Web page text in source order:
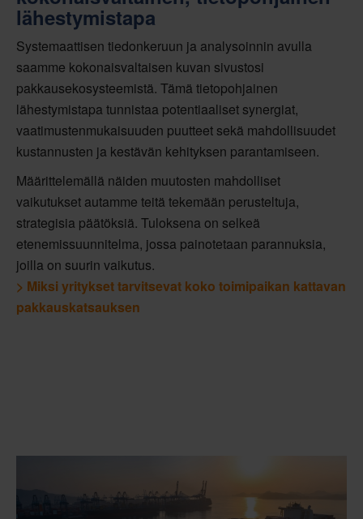
lähestymistapa
Systemaattisen tiedonkeruun ja analysoinnin avulla
saamme kokonaisvaltaisen kuvan sivustosi
pakkausekosysteemistä. Tämä tietopohjainen
lähestymistapa tunnistaa potentiaaliset synergiat,
vaatimustenmukaisuuden puutteet sekä mahdollisuudet
kustannusten ja kestävän kehityksen parantamiseen.
Määrittelemällä näiden muutosten mahdolliset
vaikutukset autamme teitä tekemään perusteltuja,
strategisia päätöksiä. Tuloksena on selkeä
etenemissuunnitelma, jossa painotetaan parannuksia,
joilla on suurin vaikutus.
> Miksi yritykset tarvitsevat koko toimipaikan kattavan
pakkauskatsauksen